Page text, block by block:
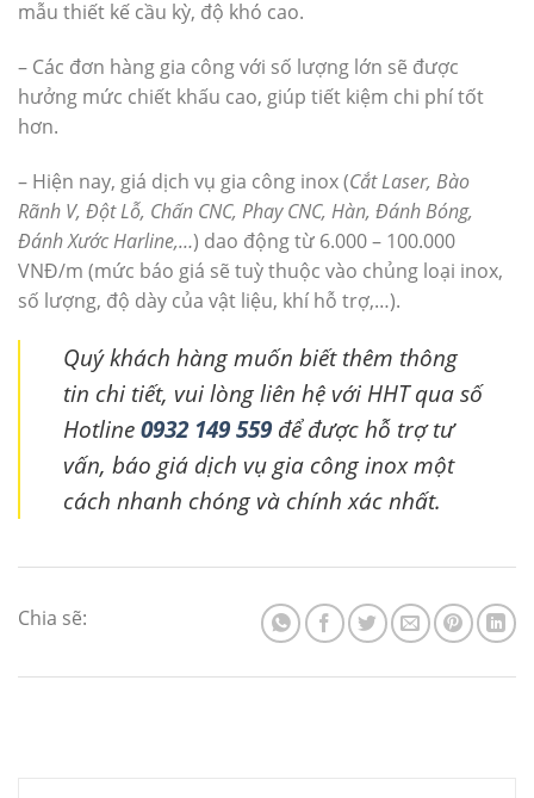
mẫu thiết kế cầu kỳ, độ khó cao.
– Các đơn hàng gia công với số lượng lớn sẽ được
hưởng mức chiết khấu cao, giúp tiết kiệm chi phí tốt
hơn.
– Hiện nay, giá dịch vụ gia công inox (Cắt Laser, Bào
Rãnh V, Đột Lỗ, Chấn CNC, Phay CNC, Hàn, Đánh Bóng,
Đánh Xước Harline,…) dao động từ 6.000 – 100.000
VNĐ/m (mức báo giá sẽ tuỳ thuộc vào chủng loại inox,
số lượng, độ dày của vật liệu, khí hỗ trợ,…).
Quý khách hàng muốn biết thêm thông
tin chi tiết, vui lòng liên hệ với HHT qua số
Hotline0932 149 559 để được hỗ trợ tư
vấn, báo giá dịch vụ gia công inox một
cách nhanh chóng và chính xác nhất.
Chia sẽ: